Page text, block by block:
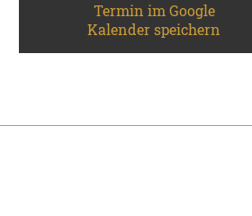
Termin im Google
Kalender speichern